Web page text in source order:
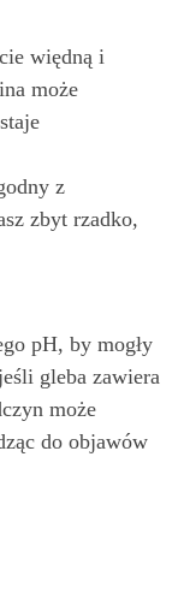
więdną i
może
z
zbyt rzadko,
pH, by mogły
gleba zawiera
może
do objawów